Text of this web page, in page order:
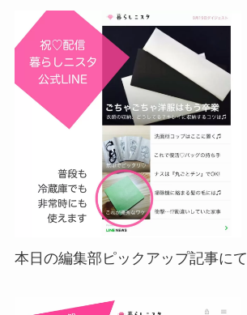
本日の編集部ピックアップ記事にて